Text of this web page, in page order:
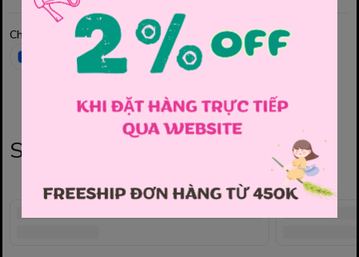
Chia sẻ
Sản phẩm liên quan